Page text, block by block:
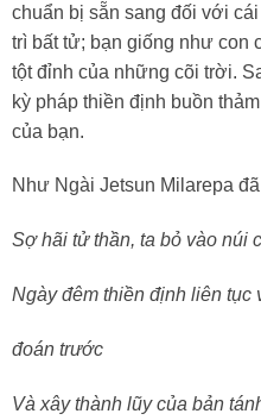
chuẩn bị sẵn sang đối với
trì bất tử; bạn giống như con
tột đỉnh của những cõi trời.
kỳ pháp thiền định buồn
của bạn.
Như Ngài Jetsun Milarepa
Sợ hãi tử thần, ta bỏ vào núi
Ngày đêm thiền định liên tục
đoán trước
Và xây thành lũy của bản